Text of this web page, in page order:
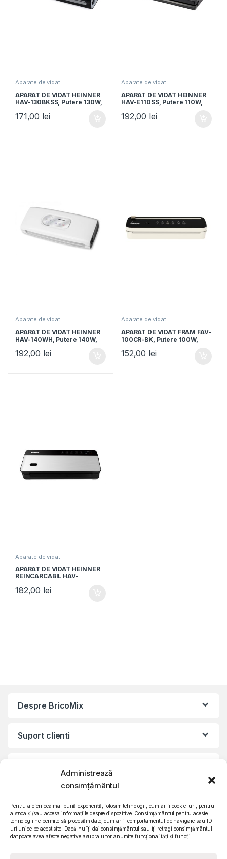
Administrează
consimțământul
Pentru a oferi cea mai bună experiență, folosim tehnologii, cum ar fi cookie-uri, pentru
a stoca și/sau accesa informațiile despre dispozitive. Consimțământul pentru aceste
tehnologii ne permite să procesăm date, cum ar fi comportamentul de navigare sau ID-
uri unice pe acest site. Dacă nu îți dai consimțământul sau îți retragi consimțământul
dat poate avea afecte negative asupra unor anumite funcționalități și funcții.
Aparate de vidat
APARAT DE VIDAT HEINNER
HAV-130BKSS, Putere 130W,
uscata/umeda, Capacitate
vidare 6L/min, Argintiu
171,00 lei
Aparate de vidat
APARAT DE VIDAT HEINNER
HAV-E110SS, Putere 110W,
Cutter incorporat,
Capacitate vidare: 10L/min,
192,00 lei
Aparate de vidat
APARAT DE VIDAT HEINNER
HAV-140WH, Putere 140W,
Furtun pentru caserole,
Cutter incorporat,
192,00 lei
Aparate de vidat
APARAT DE VIDAT FRAM FAV-
100CR-BK, Putere 100W,
Functie sigilare, Cutter
incorporat, Vidare caserole,
152,00 lei
Aparate de vidat
APARAT DE VIDAT HEINNER
REINCARCABIL HAV-
uscata si umeda, Functie
182,00 lei
Despre BricoMix
Suport clienti
©2010 – 2024 Quattro SRL
CIF: RO15571358 | Reg. com: J26/839/2003